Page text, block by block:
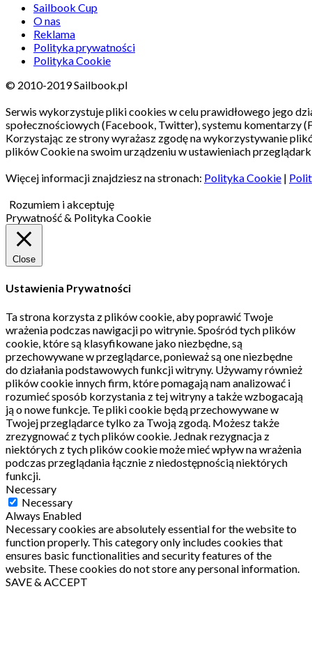
Sailbook Cup
O nas
Reklama
Polityka prywatności
Polityka Cookie
© 2010-2019 Sailbook.pl
Serwis wykorzystuje pliki cookies w celu prawidłowego jego
społecznościowych (Facebook, Twitter), systemu komentarzy
Korzystając ze strony wyrażasz zgodę na wykorzystywanie
plików Cookie na swoim urządzeniu w ustawieniach
Więcej informacji znajdziesz na stronach: Polityka Cookie |
Rozumiem i akceptuję
Prywatność & Polityka Cookie
Close
Ustawienia Prywatności
Ta strona korzysta z plików cookie, aby poprawić Twoje
wrażenia podczas nawigacji po witrynie. Spośród tych plików
cookie, które są klasyfikowane jako niezbędne, są
przechowywane w przeglądarce, ponieważ są one niezbędne
do działania podstawowych funkcji witryny. Używamy również
plików cookie innych firm, które pomagają nam analizować i
rozumieć sposób korzystania z tej witryny a także wzbogacają
ją o nowe funkcje. Te pliki cookie będą przechowywane w
Twojej przeglądarce tylko za Twoją zgodą. Możesz także
zrezygnować z tych plików cookie. Jednak rezygnacja z
niektórych z tych plików cookie może mieć wpływ na wrażenia
podczas przeglądania łącznie z niedostępnością niektórych
funkcji.
Necessary
Necessary
Always Enabled
Necessary cookies are absolutely essential for the website to
function properly. This category only includes cookies that
ensures basic functionalities and security features of the
website. These cookies do not store any personal information.
SAVE & ACCEPT